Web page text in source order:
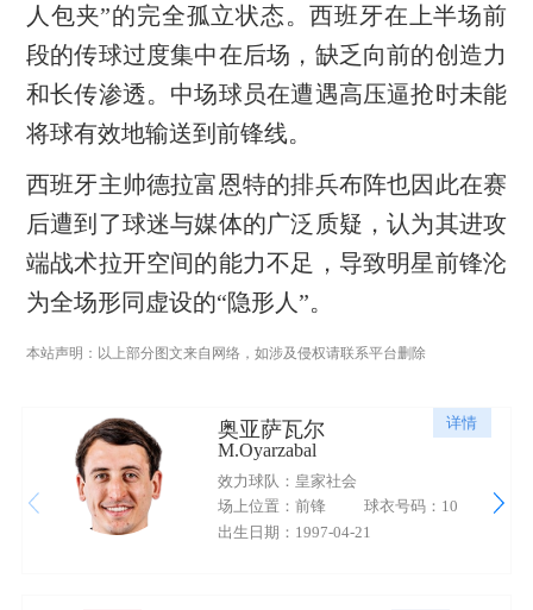
人包夹”的完全孤立状态。西班牙在上半场前
段的传球过度集中在后场，缺乏向前的创造力
和长传渗透。中场球员在遭遇高压逼抢时未能
将球有效地输送到前锋线。
西班牙主帅德拉富恩特的排兵布阵也因此在赛
后遭到了球迷与媒体的广泛质疑，认为其进攻
端战术拉开空间的能力不足，导致明星前锋沦
为全场形同虚设的“隐形人”。
本站声明：以上部分图文来自网络，如涉及侵权请联系平台删除
详情
奥亚萨瓦尔
M.Oyarzabal
效力球队：皇家社会
场上位置：前锋
球衣号码：10
出生日期：1997-04-21